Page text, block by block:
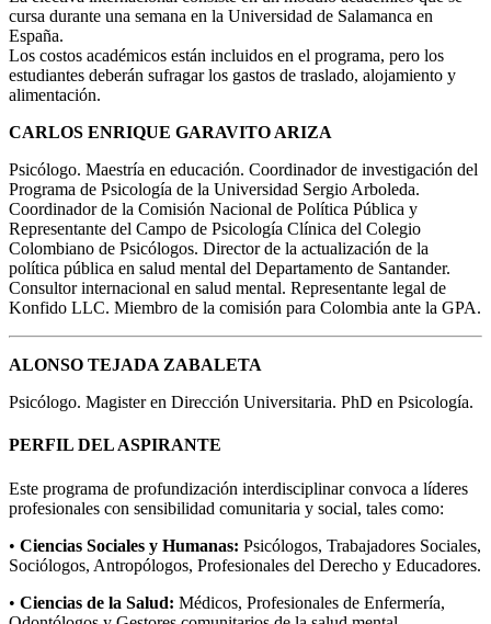
cursa durante una semana en la Universidad de Salamanca en
España.
Los costos académicos están incluidos en el programa, pero los
estudiantes deberán sufragar los gastos de traslado, alojamiento y
alimentación.
CARLOS ENRIQUE GARAVITO ARIZA
Psicólogo. Maestría en educación. Coordinador de investigación del
Programa de Psicología de la Universidad Sergio Arboleda.
Coordinador de la Comisión Nacional de Política Pública y
Representante del Campo de Psicología Clínica del Colegio
Colombiano de Psicólogos. Director de la actualización de la
política pública en salud mental del Departamento de Santander.
Consultor internacional en salud mental. Representante legal de
Konfido LLC. Miembro de la comisión para Colombia ante la GPA.
ALONSO TEJADA ZABALETA
Psicólogo. Magister en Dirección Universitaria. PhD en Psicología.
PERFIL DEL ASPIRANTE
Este programa de profundización interdisciplinar convoca a líderes
profesionales con sensibilidad comunitaria y social, tales como:
• Ciencias Sociales y Humanas: Psicólogos, Trabajadores Sociales,
Sociólogos, Antropólogos, Profesionales del Derecho y Educadores.
• Ciencias de la Salud: Médicos, Profesionales de Enfermería,